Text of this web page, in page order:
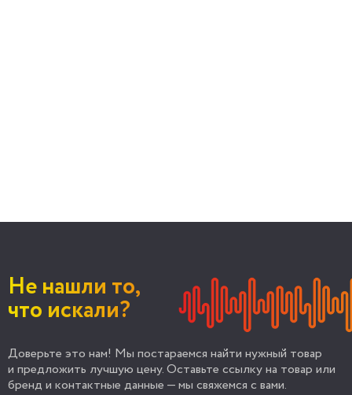
Не нашли то,
что искали?
Доверьте это нам! Мы постараемся найти нужный товар
и предложить лучшую цену. Оставьте ссылку на товар или
бренд и контактные данные — мы свяжемся с вами.